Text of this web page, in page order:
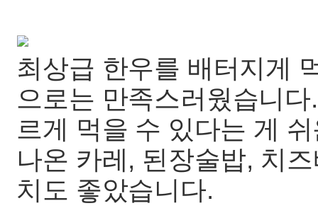
최상급 한우를 배터지게
으로는 만족스러웠습니
르게 먹을 수 있다는 게
나온 카레, 된장술밥, 치
치도 좋았습니다.